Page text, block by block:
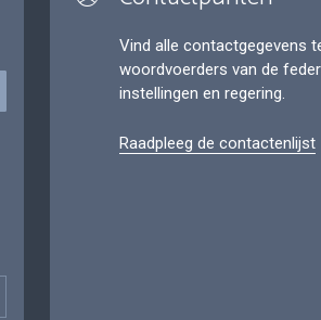
Vind alle contactgegevens
woordvoerders van de
instellingen en regering.
Raadpleeg de contactenlijst